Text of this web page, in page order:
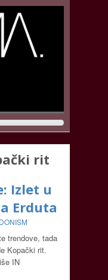
rit
Izlet u
Erduta
trendove, tada
Kopački rit.
IN